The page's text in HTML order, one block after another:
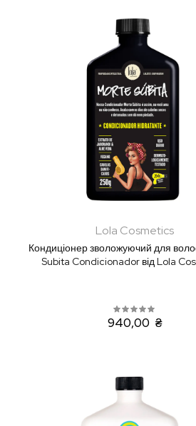
Lola Cosmetics
Кондиціонер зволожуючий для
Subita Condicionador від Lola
940,00 ₴